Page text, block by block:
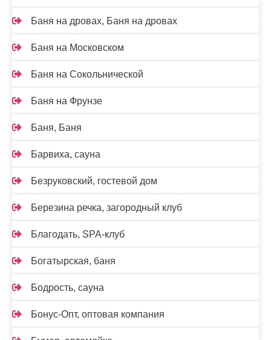
Баня на дровах, Баня на дровах
Баня на Московском
Баня на Сокольнической
Баня на Фрунзе
Баня, Баня
Барвиха, сауна
Безруковский, гостевой дом
Березина речка, загородный клуб
Благодать, SPA-клуб
Богатырская, баня
Бодрость, сауна
Бонус-Опт, оптовая компания